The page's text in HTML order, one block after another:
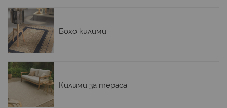
Бохо килими
Килими за тераса